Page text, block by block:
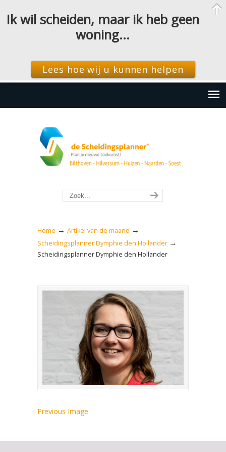
Home → Artikel van de maand →
Scheidingsplanner Dymphie den Hollander →
Scheidingsplanner Dymphie den Hollander
Previous Image
Ik wil scheiden, maar ik heb geen
woning…
Lees hoe wij u kunnen helpen